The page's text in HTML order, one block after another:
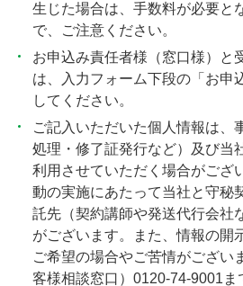
生じた場合は、手数料が必要と
で、ご注意ください。
お申込み責任者様（窓口様）と
は、入力フォーム下段の「お申
してください。
ご記入いただいた個人情報は、
処理・修了証発行など）及び当
利用させていただく場合がござ
動の実施にあたって当社と守秘
託先（契約講師や発送代行会社
がございます。また、情報の開
ご希望の場合やご苦情がござい
客様相談窓口）0120-74-9001ま